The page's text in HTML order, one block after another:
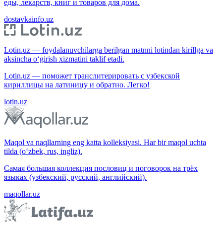
еды, лекарств, книг и товаров для дома.
dostavkainfo.uz
Lotin.uz — foydalanuvchilarga berilgan matnni lotindan kirillga va
aksincha o‘girish xizmatini taklif etadi.
Lotin.uz — поможет транслитерировать с узбекской
кириллицы на латиницу и обратно. Легко!
lotin.uz
Maqol va naqllarning eng katta kolleksiyasi. Har bir maqol uchta
tilda (o‘zbek, rus, ingliz).
Самая большая коллекция пословиц и поговорок на трёх
языках (узбекский, русский, английский).
maqollar.uz